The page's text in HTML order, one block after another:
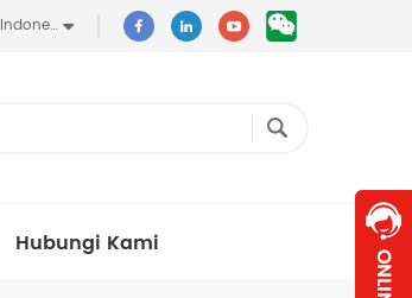
Indonesia
Hubungi Kami